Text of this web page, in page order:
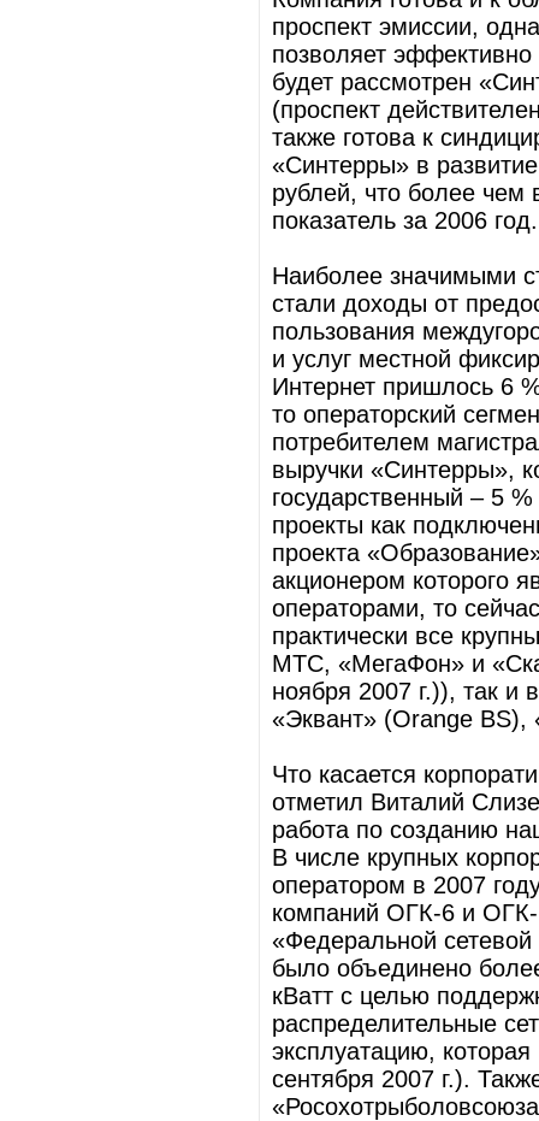
проспект эмиссии,
позволяет
будет рассмотрен
(проспект
также готова к
«Синтерры» в
рублей, что более чем
показатель за 2006 год.
Наиболее значимыми
стали доходы от
пользования
и услуг местной
Интернет пришлось 6
то операторский
потребителем
выручки «Синтерры»,
государственный – 5
проекты как
проекта
акционером которого
операторами, то
практически все
МТС, «МегаФон» и
ноября 2007 г.)), так и
«Эквант» (Orange
Что касается
отметил Виталий
работа по созданию
В числе крупных
оператором в 2007
компаний ОГК-6 и ОГК-
«Федеральной
было объединено
кВатт с целью
распределительные
эксплуатацию,
сентября 2007 г.).